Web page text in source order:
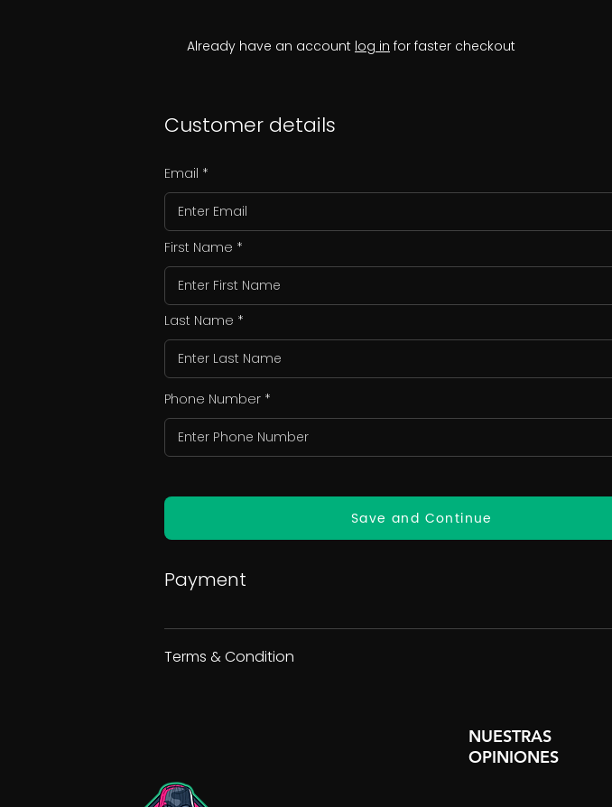
Already have an account log in for faster checkout
Customer details
Email
First Name
Last Name
Phone Number
Save and Continue
Payment
Terms & Condition
NUESTRAS
OPINIONES